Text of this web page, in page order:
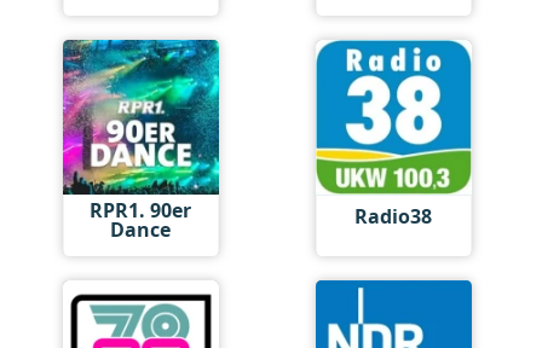
RPR1. 90er
Dance Radio38